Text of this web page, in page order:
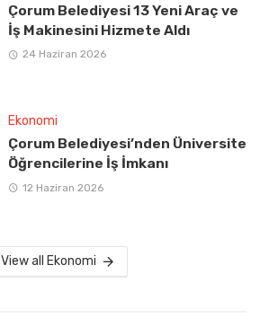
Çorum Belediyesi 13 Yeni Araç ve
İş Makinesini Hizmete Aldı
24 Haziran 2026
Ekonomi
Çorum Belediyesi’nden Üniversite
Öğrencilerine İş İmkanı
12 Haziran 2026
View all Ekonomi